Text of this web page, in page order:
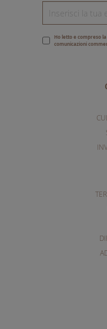
Ho letto e compreso la
comunicazioni